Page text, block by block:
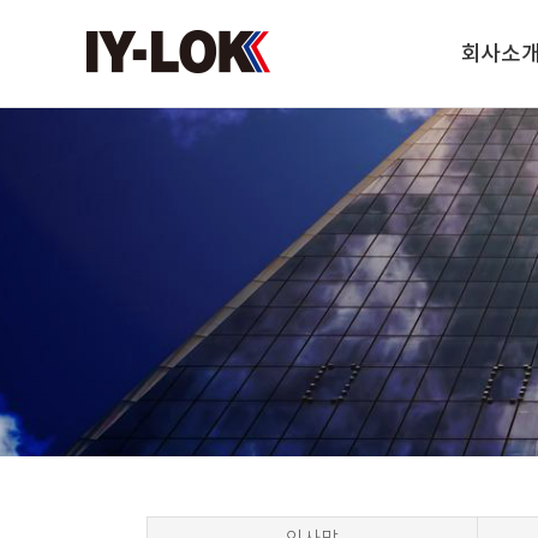
회사소
인사말
연혁
조직도
찾아오시는